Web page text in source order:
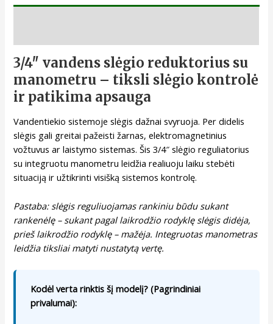
3/4″ vandens slėgio reduktorius su
manometru – tiksli slėgio kontrolė
ir patikima apsauga
Vandentiekio sistemoje slėgis dažnai svyruoja. Per didelis
slėgis gali greitai pažeisti žarnas, elektromagnetinius
vožtuvus ar laistymo sistemas. Šis 3/4″ slėgio reguliatorius
su integruotu manometru leidžia realiuoju laiku stebėti
situaciją ir užtikrinti visišką sistemos kontrolę.
Pastaba: slėgis reguliuojamas rankiniu būdu sukant
rankenėlę – sukant pagal laikrodžio rodyklę slėgis didėja,
prieš laikrodžio rodyklę – mažėja. Integruotas manometras
leidžia tiksliai matyti nustatytą vertę.
Kodėl verta rinktis šį modelį? (Pagrindiniai
privalumai):